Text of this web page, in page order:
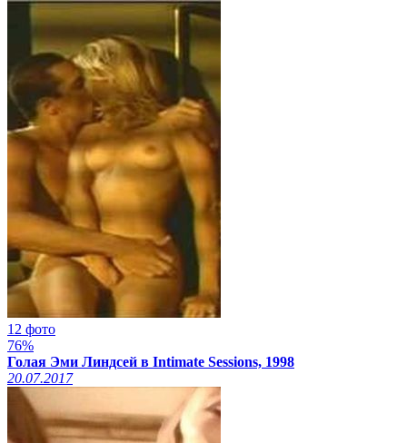
12 фото
76%
Голая Эми Линдсей в Intimate Sessions, 1998
20.07.2017